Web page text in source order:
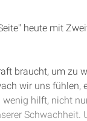
heute mit
braucht, um zu
wir uns fühlen,
hilft, nicht
Schwachheit.